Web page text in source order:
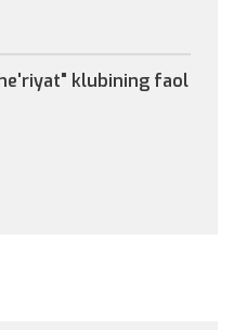
klubining faol